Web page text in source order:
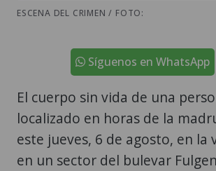
ESCENA DEL CRIMEN / FOTO:
Síguenos en WhatsApp
El cuerpo sin vida de una
localizado en horas de la
este jueves, 6 de agosto, en la
en un sector del bulevar